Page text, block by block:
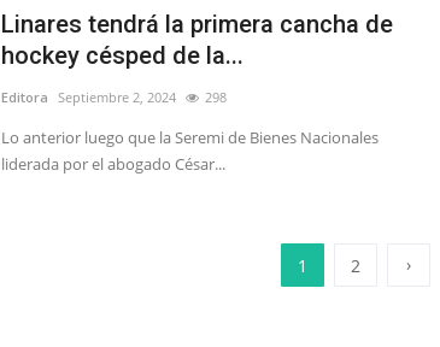
Linares tendrá la primera cancha de
hockey césped de la...
Editora Septiembre 2, 2024 298
Lo anterior luego que la Seremi de Bienes Nacionales
liderada por el abogado César...
1 2 ›